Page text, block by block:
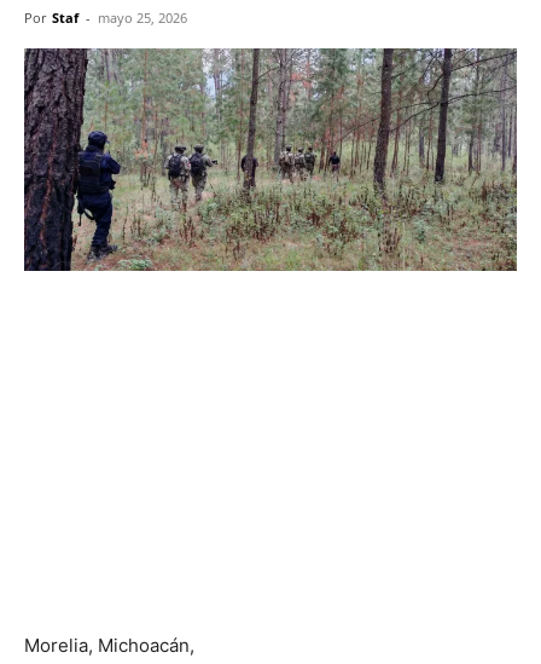
Por Staf - mayo 25, 2026
Morelia, Michoacán,